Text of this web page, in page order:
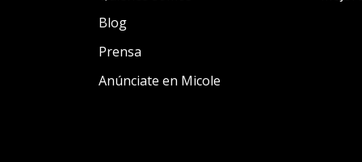
Blog
Prensa
Anúnciate en Micole